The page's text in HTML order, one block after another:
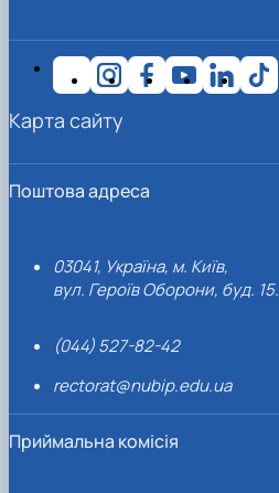
Поштова адреса
03041, Україна, м. Київ,
вул. Героїв Оборони, буд. 15.
(044) 527-82-42
rectorat@nubip.edu.ua
Приймальна комісія
Карта сайту